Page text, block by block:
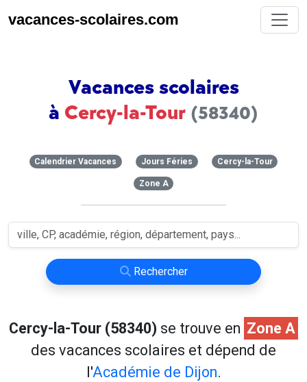
vacances-scolaires.com
Vacances scolaires
à Cercy-la-Tour (58340)
Calendrier Vacances Jours Féries Cercy-la-Tour
Zone A
Rechercher
Cercy-la-Tour (58340) se trouve en Zone A
des vacances scolaires et dépend de
l'Académie de Dijon.